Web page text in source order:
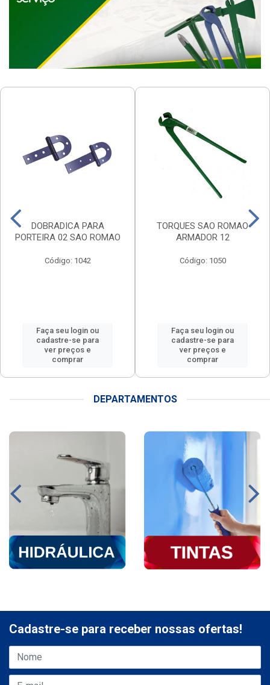
DOBRADICA PARA
PORTEIRA 02 SAO ROMAO
Código: 1042
Faça seu login ou
cadastre-se para
ver preços e
comprar
TORQUES SAO ROMAO
ARMADOR 12
Código: 1050
Faça seu login ou
cadastre-se para
ver preços e
comprar
DEPARTAMENTOS
Cadastre-se para receber nossas ofertas!